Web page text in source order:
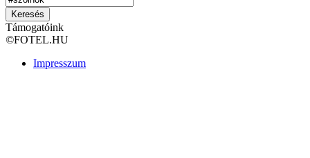
Keresés
Támogatóink
©FOTEL.HU
Impresszum